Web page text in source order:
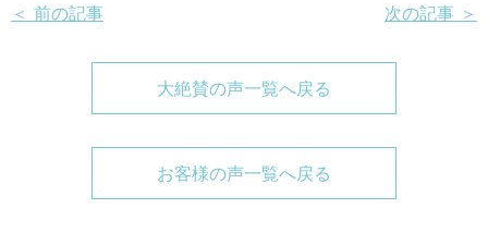
＜ 前の記事 次の記事 ＞
大絶賛の声一覧へ戻る
お客様の声一覧へ戻る